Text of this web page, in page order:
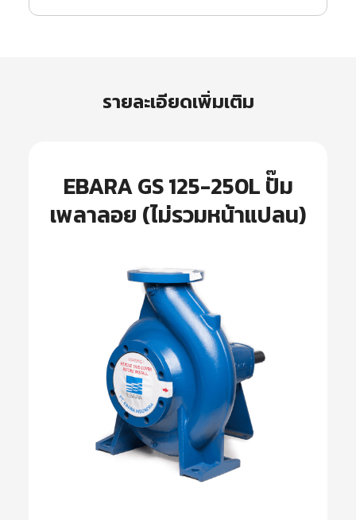
รายละเอียดเพิ่มเติม
EBARA GS 125-250L ปั๊ม
เพลาลอย (ไม่รวมหน้าแปลน)